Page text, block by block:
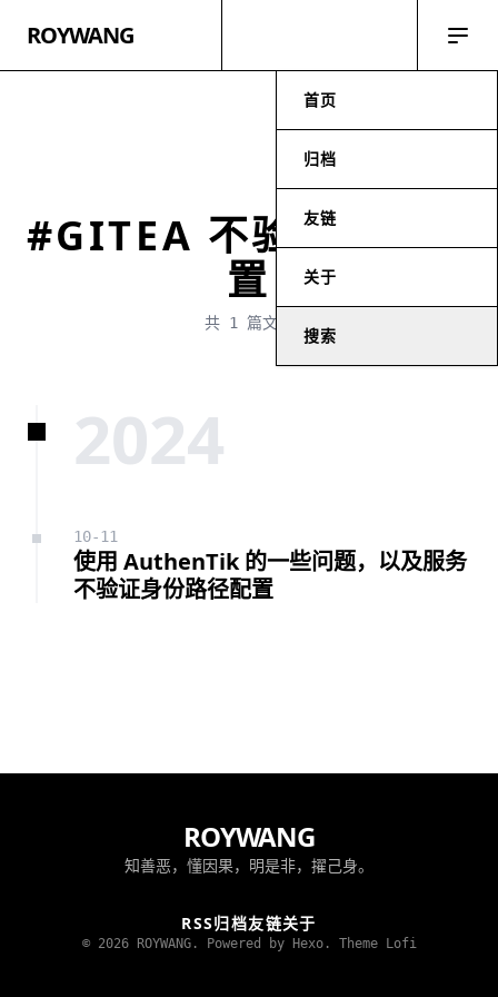
ROYWANG
首页
归档
友链
关于
搜索
#GITEA 不验证路径配
置
共 1 篇文章
2024
10-11
使用 AuthenTik 的一些问题，以及服务
不验证身份路径配置
ROYWANG
知善恶，懂因果，明是非，擢己身。
RSS归档友链关于
© 2026 ROYWANG. Powered by Hexo. Theme Lofi